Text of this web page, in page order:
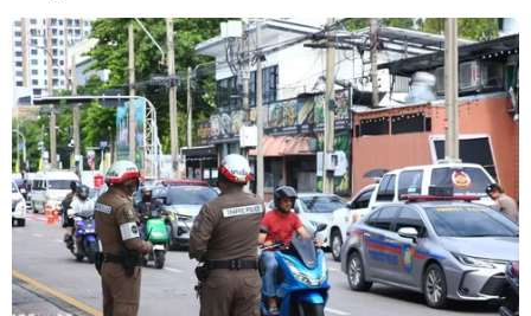
Bảng chỉ số chứng khoán tại Hong Kong, Trung Quốc. (Ảnh:
AFP/TTXVN)
Thị trường chứng khoán châu Á giảm trong
phiên chiều 21/9, giữa bối cảnh các nhà đầu tư
lo lắng về "số phận" của tập đoàn bất động sản